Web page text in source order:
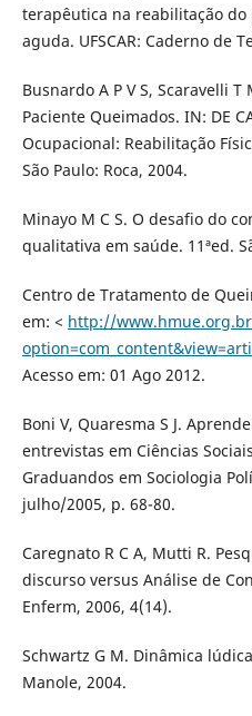
terapêutica na reabilitação
aguda. UFSCAR: Caderno de
Busnardo A P V S, Scaravelli
Paciente Queimados. IN: DE
Ocupacional: Reabilitação
São Paulo: Roca, 2004.
Minayo M C S. O desafio do
qualitativa em saúde. 11ªed.
Centro de Tratamento de
em: < http://
Acesso em: 01 Ago 2012.
Boni V, Quaresma S J.
entrevistas em Ciências
Graduandos em Sociologia
julho/2005, p. 68-80.
Caregnato R C A, Mutti R.
discurso versus Análise de
Enferm, 2006, 4(14).
Schwartz G M. Dinâmica
Manole, 2004.